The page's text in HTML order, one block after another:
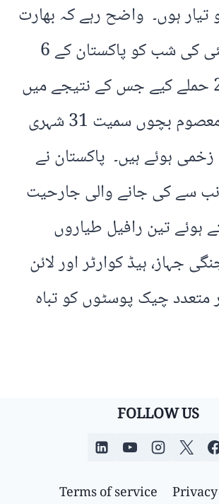
تیار ہوں۔ واضح رہے کہ بھارت
نے 5 اور 6 مئی کی شب کو پاکستان کے 6
مقامات پر 24 حملے کیے جس کے نتیجے میں
چار مساجد، معصوم بچوں سمیت 31 شہری
شہید اور 71 زخمی ہوئے ہیں۔ پاکستان نے
سے کی جانے والی جارحیت
ہوئے تین رافیل طیاروں
جہاز، ہیڈ کوارٹر اور لائن
متعدد چیک پوسٹوں کو تباہ
FOLLOW US
Terms of service